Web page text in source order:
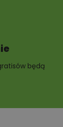
będą